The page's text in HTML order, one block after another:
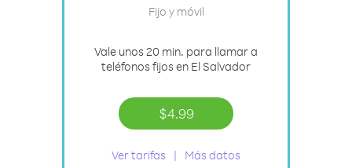
Fijo y móvil
Vale unos 20 min. para llamar a
teléfonos fijos en El Salvador
$4.99
Ver tarifas Más datos